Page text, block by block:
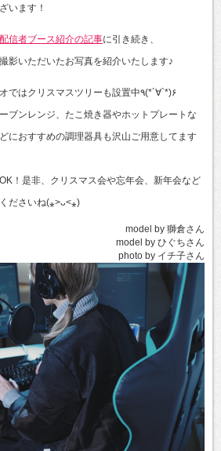
います！
信者ブース紹介の記事に引き続き、
影いただいたお写真を紹介いたします♪
ただいま平野店LDKスタジオではクリスマスツリーも設置中٩(*´∀`*)۶
ブンレンジ、たこ焼き器やホットプレートな
におすすめの調理器具も沢山ご用意してます
！是非、クリスマス会や忘年会、新年会など
ださいね(⁎˃ᴗ˂⁎)
model by 獅倉さん
model by ひぐちさん
photo by イチ子さん